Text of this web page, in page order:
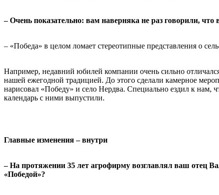
– Очень показательно: вам наверняка не раз говорили,
– «Победа» в целом ломает стереотипные представления о
Например, недавний юбилей компании очень сильно
нашей ежегодной традицией. До этого сделали камерное
нарисовал «Победу» и село Нердва. Специально ездил к нам,
календарь с ними выпустили.
Главные изменения – внутри
– На протяжении 35 лет агрофирму возглавлял ваш отец
«Победой»?